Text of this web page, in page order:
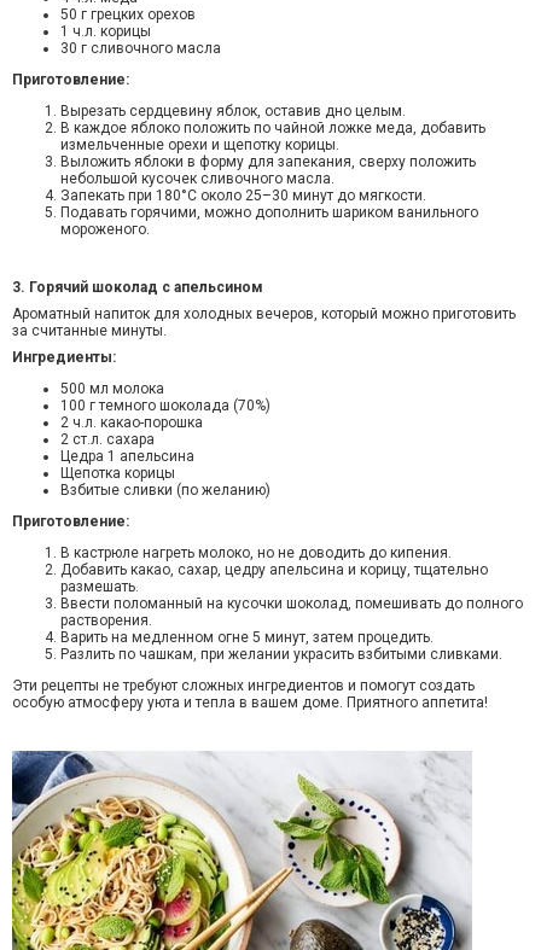
50 г грецких орехов
1 ч.л. корицы
30 г сливочного масла
Приготовление:
Вырезать сердцевину яблок, оставив дно целым.
В каждое яблоко положить по чайной ложке меда, добавить
измельченные орехи и щепотку корицы.
Выложить яблоки в форму для запекания, сверху положить
небольшой кусочек сливочного масла.
Запекать при 180°C около 25–30 минут до мягкости.
Подавать горячими, можно дополнить шариком ванильного
мороженого.
3. Горячий шоколад с апельсином
Ароматный напиток для холодных вечеров, который можно приготовить
за считанные минуты.
Ингредиенты:
500 мл молока
100 г темного шоколада (70%)
2 ч.л. какао-порошка
2 ст.л. сахара
Цедра 1 апельсина
Щепотка корицы
Взбитые сливки (по желанию)
Приготовление:
В кастрюле нагреть молоко, но не доводить до кипения.
Добавить какао, сахар, цедру апельсина и корицу, тщательно
размешать.
Ввести поломанный на кусочки шоколад, помешивать до полного
растворения.
Варить на медленном огне 5 минут, затем процедить.
Разлить по чашкам, при желании украсить взбитыми сливками.
Эти рецепты не требуют сложных ингредиентов и помогут создать
особую атмосферу уюта и тепла в вашем доме. Приятного аппетита!